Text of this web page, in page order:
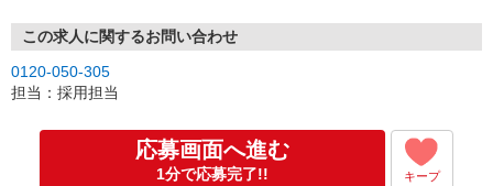
※ご希望があれば、職場見学の調整もOKです！
お気軽にご応募ください♪
この求人に関するお問い合わせ
0120-050-305
担当：採用担当
応募画面へ進む
1分で応募完了!! キープ